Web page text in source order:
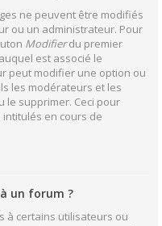
ne peuvent être modifiés
ou un administrateur. Pour
Modifierdu premier
est associé le
peut modifier une option ou
les modérateurs et les
le supprimer. Ceci pour
en cours de
un forum ?
à certains utilisateurs ou